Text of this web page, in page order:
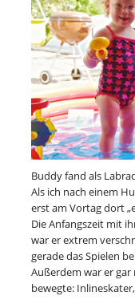
Buddy fand als
Als ich nach einem
erst am Vortag dort
Die Anfangszeit mit
war er extrem
gerade das Spielen
Außerdem war er gar
bewegte: